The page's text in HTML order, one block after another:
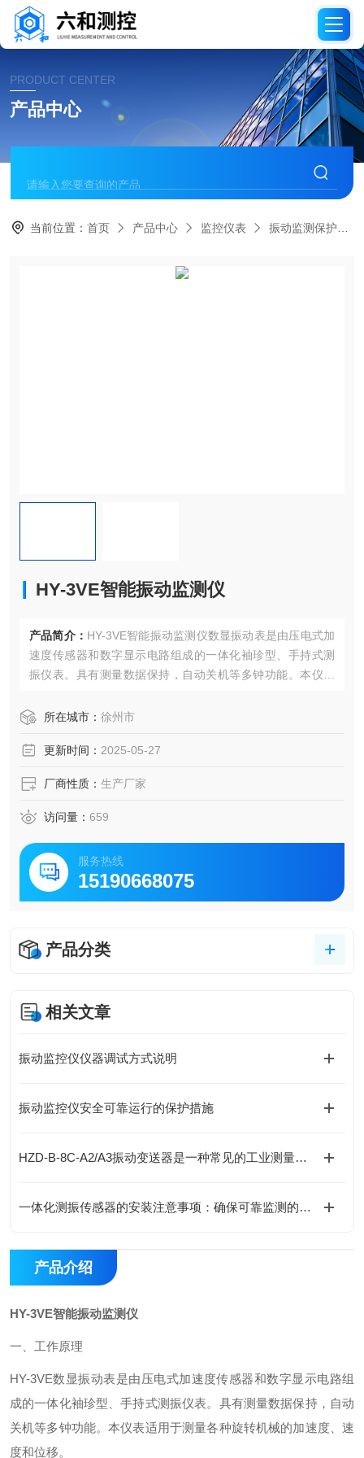
PRODUCT CENTER
产品中心
当前位置：首页 产品中心 监控仪表 振动监测保护仪表
HY-3VE智能振动监测仪
产品简介： HY-3VE智能振动监测仪数显振动表是由压电式加
速度传感器和数字显示电路组成的一体化袖珍型、手持式测
振仪表。具有测量数据保持，自动关机等多钟功能。本仪表
所在城市： 徐州市
更新时间： 2025-05-27
厂商性质： 生产厂家
访问量： 659
服务热线
15190668075
产品分类
相关文章
振动监控仪仪器调试方式说明
振动监控仪安全可靠运行的保护措施
HZD-B-8C-A2/A3振动变送器是一种常见的工业测量仪器，用于测量物体的振动
一体化测振传感器的安装注意事项：确保可靠监测的关键
产品介绍
HY-3VE智能振动监测仪
一、工作原理
HY-3VE数显振动表是由压电式加速度传感器和数字显示电路组
成的一体化袖珍型、手持式测振仪表。具有测量数据保持，自动
关机等多钟功能。本仪表适用于测量各种旋转机械的加速度、速
度和位移。